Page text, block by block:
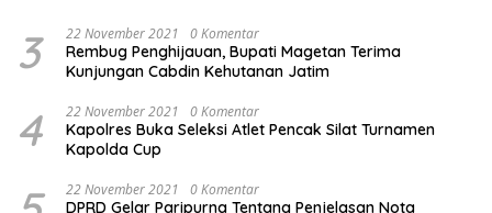
3 22 November 2021 0 Komentar
Rembug Penghijauan, Bupati Magetan Terima
Kunjungan Cabdin Kehutanan Jatim
4 22 November 2021 0 Komentar
Kapolres Buka Seleksi Atlet Pencak Silat Turnamen
Kapolda Cup
22 November 2021 0 Komentar
DPRD Gelar Paripurna Tentang Penjelasan Nota